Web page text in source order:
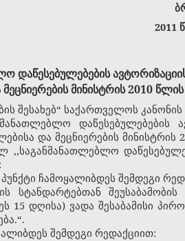
2011
დაწესებულებების
მინისტრის 2010
შესახებ“ საქართველოს
დაწესებულებების
და მეცნიერების მინისტრის
,,საგანმანათლებლო
პუნქტი ჩამოყალიბდეს შემდეგი
სტანდარტებთან
15 დღისა) ვადა შესაბამისი
შემდეგი რედაქციით: